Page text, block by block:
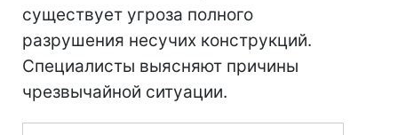
существует угроза полного
разрушения несучих конструкций.
Специалисты выясняют причины
чрезвычайной ситуации.